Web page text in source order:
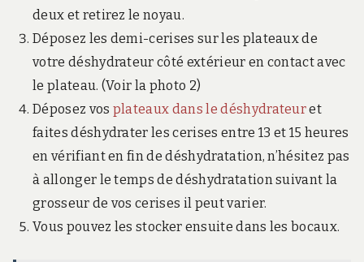
deux et retirez le noyau.
Déposez les demi-cerises sur les plateaux de
votre déshydrateur côté extérieur en contact avec
le plateau. (Voir la photo 2)
Déposez vos plateaux dans le déshydrateuret
faites déshydrater les cerises entre 13 et 15 heures
en vérifiant en fin de déshydratation, n’hésitez pas
à allonger le temps de déshydratation suivant la
grosseur de vos cerises il peut varier.
Vous pouvez les stocker ensuite dans les bocaux.